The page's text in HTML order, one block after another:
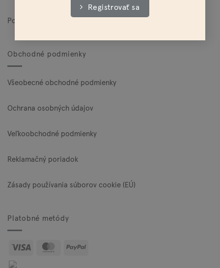
Registrovať sa
Poštovné a platobné možnosti
Obchodné podmienky
Všeobecné obchodné podmienky
Ochrana osobných údajov
Veľkoobchodné podmienky
Reklamačný poriadok
Zásady používania súborov cookie (EÚ)
Platobné metódy
Visa MasterCardPayPal